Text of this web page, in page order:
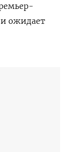
ожидает